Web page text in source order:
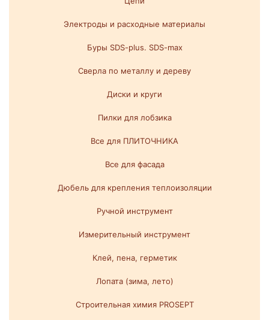
Электроды и расходные материалы
Буры SDS-plus. SDS-max
Сверла по металлу и дереву
Диски и круги
Пилки для лобзика
Все для ПЛИТОЧНИКА
Все для фасада
Дюбель для крепления теплоизоляции
Ручной инструмент
Измерительный инструмент
Клей, пена, герметик
Лопата (зима, лето)
Строительная химия PROSEPT